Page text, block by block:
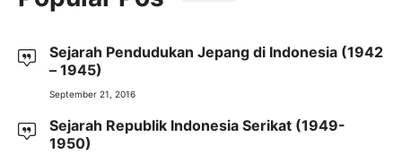
Sejarah Pendudukan Jepang di Indonesia (1942
– 1945)
September 21, 2016
Sejarah Republik Indonesia Serikat (1949-
1950)